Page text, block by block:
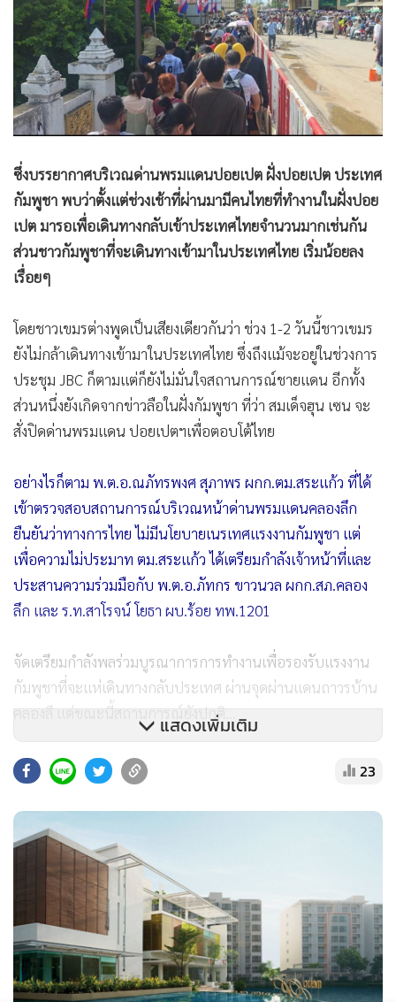
ซึ่งบรรยากาศบริเวณด่านพรมแดนปอยเปต ฝั่งปอยเปต ประเทศ
กัมพูชา พบว่าตั้งแต่ช่วงเช้าที่ผ่านมามีคนไทยที่ทำงานในฝั่งปอย
เปต มารอเพื่อเดินทางกลับเข้าประเทศไทยจำนวนมากเช่นกัน
ส่วนชาวกัมพูชาที่จะเดินทางเข้ามาในประเทศไทย เริ่มน้อยลง
เรื่อยๆ
โดยชาวเขมรต่างพูดเป็นเสียงเดียวกันว่า ช่วง 1-2 วันนี้ชาวเขมร
ยังไม่กล้าเดินทางเข้ามาในประเทศไทย ซึ่งถึงแม้จะอยู่ในช่วงการ
ประชุม JBC ก็ตามแต่ก็ยังไม่มั่นใจสถานการณ์ชายแดน อีกทั้ง
ส่วนหนึ่งยังเกิดจากข่าวลือในฝั่งกัมพูชา ที่ว่า สมเด็จฮุน เซน จะ
สั่งปิดด่านพรมแดน ปอยเปตฯเพื่อตอบโต้ไทย
อย่างไรก็ตาม พ.ต.อ.ณภัทรพงศ สุภาพร ผกก.ตม.สระแก้ว ที่ได้
เข้าตรวจสอบสถานการณ์บริเวณหน้าด่านพรมแดนคลองลึก
ยืนยันว่าทางการไทย ไม่มีนโยบายเนรเทศแรงงานกัมพูชา แต่
เพื่อความไม่ประมาท ตม.สระแก้ว ได้เตรียมกำลังเจ้าหน้าที่และ
ประสานความร่วมมือกับ พ.ต.อ.ภัทกร ขาวนวล ผกก.สภ.คลอง
ลึก และ ร.ท.สาโรจน์ โยธา ผบ.ร้อย ทพ.1201
จัดเตรียมกำลังพลร่วมบูรณาการการทำงานเพื่อรองรับแรงงาน
กัมพูชาที่จะแห่เดินทางกลับประเทศ ผ่านจุดผ่านแดนถาวรบ้าน
คลองลึ แต่ขณะนี้สถานการณ์ยังปกติ...
ด้าน พ.อ.ชัยณรงค์ กาสี ผู้บังคับหน่วยเฉพาะกิจอรัญประเทศ
แสดงเพิ่มเติม
23